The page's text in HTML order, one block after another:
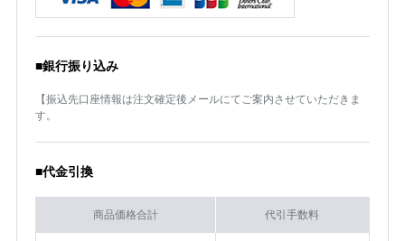
■銀行振り込み
【振込先口座情報は注文確定後メールにてご案内させていただきま
す。
■代金引換
商品価格合計 代引手数料